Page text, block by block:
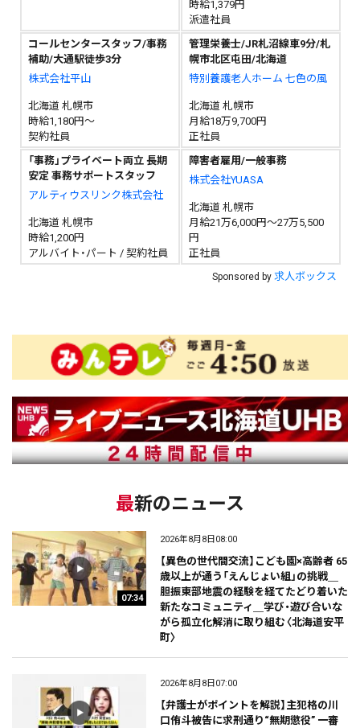
時給1,379円
派遣社員
コールセンタースタッフ/事務
補助/大通駅徒歩3分
株式会社平山
北海道 札幌市
時給1,180円～
契約社員
管理栄養士/JR札沼線車9分/札
幌市北区屯田/北海道
特別養護老人ホーム 七色の風
北海道 札幌市
月給18万9,700円
正社員
「事務」プライベート両立 長期
安定 事務サポートスタッフ
アルティウスリンク株式会社
北海道 札幌市
時給1,200円
アルバイト・パート / 契約社員
障害者雇用/一般事務
株式会社YUASA
北海道 札幌市
月給21万6,000円～27万5,500
円
正社員
Sponsored by 求人ボックス
最新のニュース
07:34
2026年8月8日08:00
【異色の世代間交流】こども園×高齢者 65
歳以上が通う「えんじょい組」の挑戦＿
胆振東部地震の経験を経てたどり着いた
新たなコミュニティ＿学び・遊び合いな
がら孤立化解消に取り組む〈北海道安平
町〉
2026年8月8日07:00
【弁護士がポイントを解説】主犯格の川
口侑斗被告に求刑通り“無期懲役” 一審